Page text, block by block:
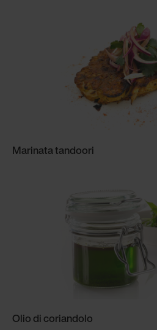
Marinata tandoori
Olio di coriandolo